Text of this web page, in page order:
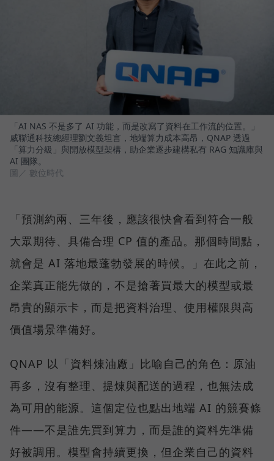
「AI NAS 不是多了 AI 功能，而是改寫了資料在工作流的位置。」
威聯通科技總經理劉文義坦言，地端算力成本高昂，QNAP 透過
「算力分級」與開放模型架構，助企業逐步建構私有 RAG 知識庫與
AI 團隊。
圖／ 數位時代
「預測約兩、三年後，應該很快會看到符合一般
大眾期待、具備合理 CP 值的產品。那個時間點，
就會是 AI 落地最蓬勃發展的時候。」在此之前，
企業真正能先做的，不是搶著買最大的模型或最
昂貴的顯示卡，而是把資料治理、使用權限與高
價值場景準備好。
QNAP 以「資料煉油廠」比喻自己的角色：原油
再多，沒有整理、提煉與配送的過程，也無法成
為可用的能源。這個定位也點出地端 AI 的競賽條
件——不是誰先買到算力，而是誰的資料先準備
好被調用。模型會持續更換，但企業自己的資料